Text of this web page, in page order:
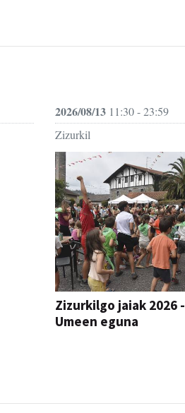
2026/08/13 11:30 - 23:59
Zizurkil
Zizurkilgo jaiak 2026 -
Umeen eguna